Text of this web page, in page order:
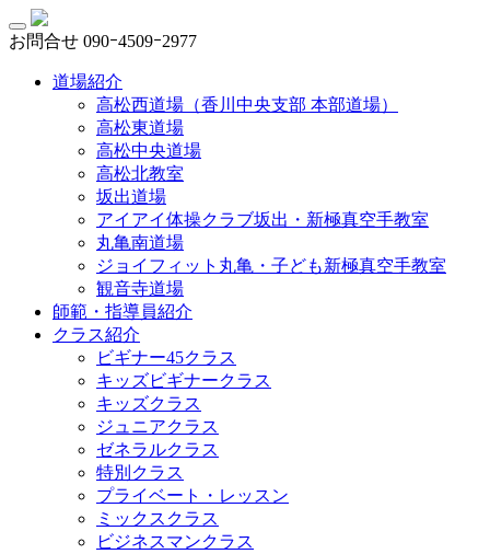
お問合せ 090ｰ4509ｰ2977
道場紹介
高松西道場（香川中央支部 本部道場）
高松東道場
高松中央道場
高松北教室
坂出道場
アイアイ体操クラブ坂出・新極真空手教室
丸亀南道場
ジョイフィット丸亀・子ども新極真空手教室
観音寺道場
師範・指導員紹介
クラス紹介
ビギナー45クラス
キッズビギナークラス
キッズクラス
ジュニアクラス
ゼネラルクラス
特別クラス
プライベート・レッスン
ミックスクラス
ビジネスマンクラス